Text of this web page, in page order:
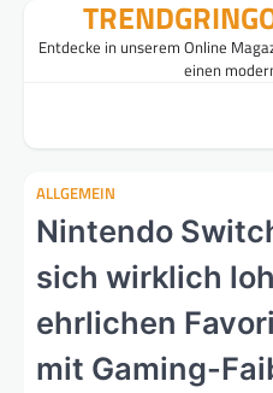
Entdecke in unserem Online
einen
ALLGEMEIN
Nintendo
sich wirklich
ehrlichen
mit Gaming-